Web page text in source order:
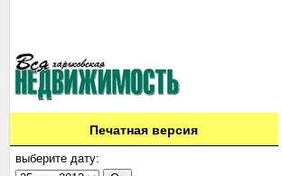
Печатная версия
выберите дату: